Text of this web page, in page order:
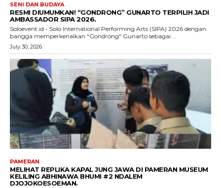
SENI DAN BUDAYA
RESMI DIUMUMKAN! “GONDRONG” GUNARTO TERPILIH JADI
AMBASSADOR SIPA 2026.
Soloevent.id - Solo International Performing Arts (SIPA) 2026 dengan
bangga memperkenalkan "Gondrong" Gunarto sebagai...
July 30, 2026
PAMERAN
MELIHAT REPLIKA KAPAL JUNG JAWA DI PAMERAN MUSEUM
KELILING ABHINAWA BHUMI #2 NDALEM
DJOJOKOESOEMAN.